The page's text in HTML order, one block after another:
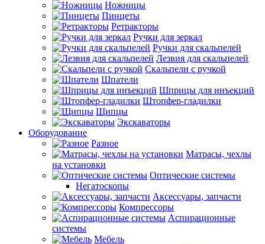
Ножницы
Пинцеты
Ретракторы
Ручки для зеркал
Ручки для скальпелей
Лезвия для скальпелей
Скальпели с ручкой
Шпатели
Шприцы для инъекций
Штопфер-гладилки
Щипцы
Экскаваторы
Оборудование
Разное
Матрасы, чехлы
на установки
Оптические системы
Негатоскопы
Аксессуары, запчасти
Компрессоры
Аспирационные
системы
Мебель